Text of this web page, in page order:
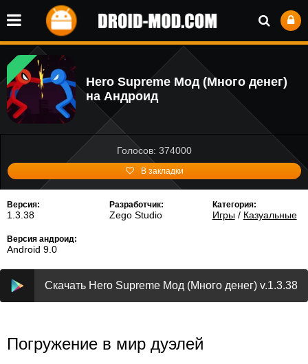
Hero Supreme Мод (Много денег)
на Андроид
Голосов: 374000
В закладки
Версия:
1.3.38
Разработчик:
Zego Studio
Категория:
Игры/ Казуальные
Версия андроид:
Android 9.0
Скачать Hero Supreme Мод (Много денег) v.1.3.38
Погружение в мир дуэлей